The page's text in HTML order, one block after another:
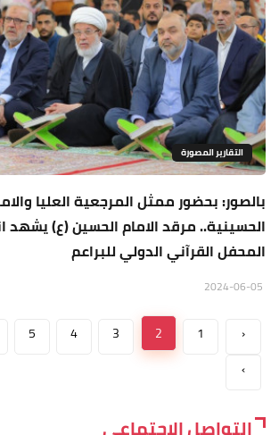
التقارير المصورة
بالصور: بحضور ممثل المرجعية العليا
الحسينية.. مرقد الامام الحسين (ع) يشهد
المحفل القرآني الدولي للبراعم
‹
1
2
3
4
5
›
التواصل الاجتماعي